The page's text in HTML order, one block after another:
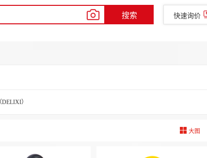
我的新明辉 客户服务 帮助中心
搜索 快速询价
供应商合作 新豆商城 金融服务
）
大图